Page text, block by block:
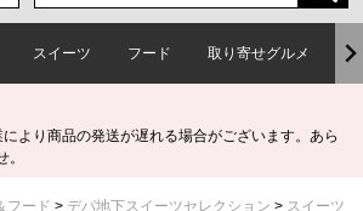
スイーツ フード 取り寄せグルメ
より商品の発送が遅れる場合がございます。あら
フード デパ地下スイーツセレクション
スイーツ